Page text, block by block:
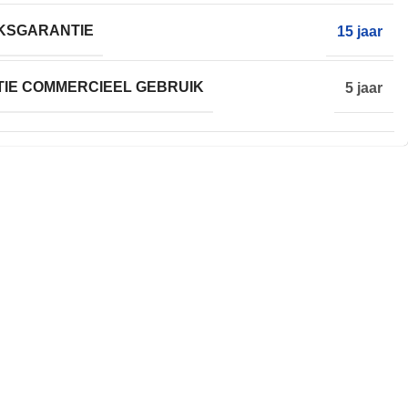
15 jaar
COMMERCIEEL GEBRUIK 5 jaar